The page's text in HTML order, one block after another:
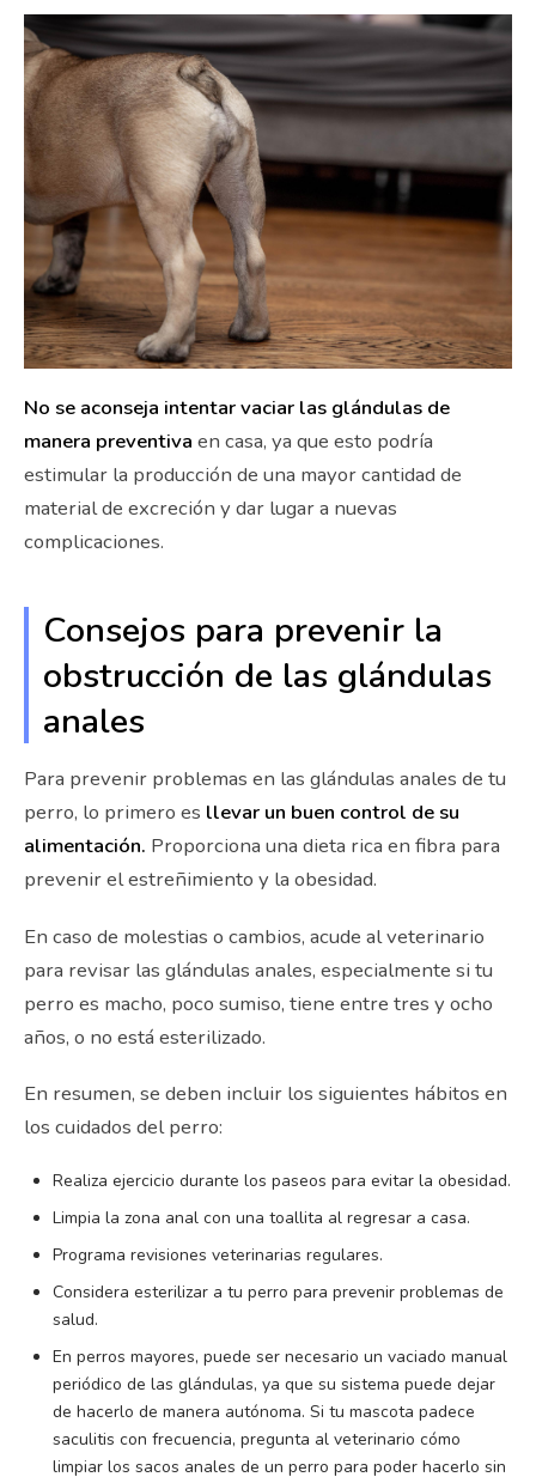
No se aconseja intentar vaciar las glándulas de
manera preventiva en casa, ya que esto podría
estimular la producción de una mayor cantidad de
material de excreción y dar lugar a nuevas
complicaciones.
Consejos para prevenir la
obstrucción de las glándulas
anales
Para prevenir problemas en las glándulas anales de tu
perro, lo primero es llevar un buen control de su
alimentación. Proporciona una dieta rica en fibra para
prevenir el estreñimiento y la obesidad.
En caso de molestias o cambios, acude al veterinario
para revisar las glándulas anales, especialmente si tu
perro es macho, poco sumiso, tiene entre tres y ocho
años, o no está esterilizado.
En resumen, se deben incluir los siguientes hábitos en
los cuidados del perro:
Realiza ejercicio durante los paseos para evitar la obesidad.
Limpia la zona anal con una toallita al regresar a casa.
Programa revisiones veterinarias regulares.
Considera esterilizar a tu perro para prevenir problemas de
salud.
En perros mayores, puede ser necesario un vaciado manual
periódico de las glándulas, ya que su sistema puede dejar
de hacerlo de manera autónoma. Si tu mascota padece
saculitis con frecuencia, pregunta al veterinario cómo
limpiar los sacos anales de un perro para poder hacerlo sin